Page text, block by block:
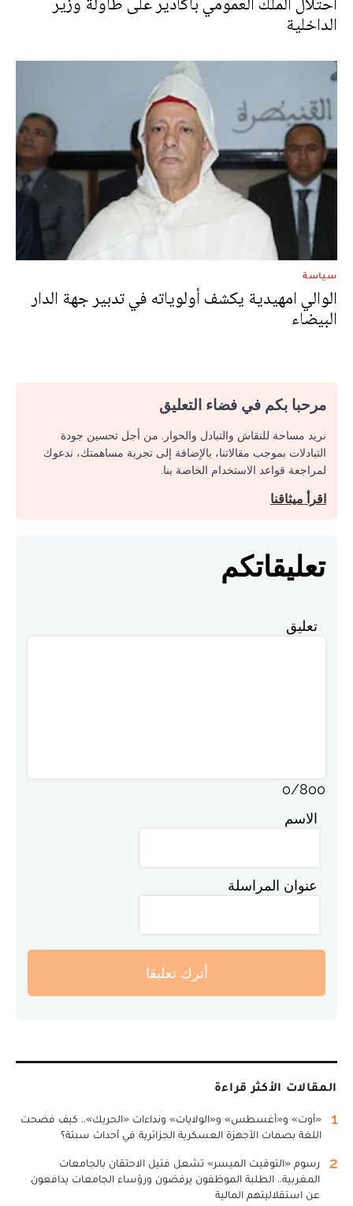
احتلال الملك العمومي بأكادير على طاولة وزير
الداخلية
سياسة
الوالي امهيدية يكشف أولوياته في تدبير جهة الدار
البيضاء
مرحبا بكم في فضاء التعليق
نريد مساحة للنقاش والتبادل والحوار. من أجل تحسين جودة
التبادلات بموجب مقالاتنا، بالإضافة إلى تجربة مساهمتك، ندعوك
لمراجعة قواعد الاستخدام الخاصة بنا.
اقرأ ميثاقنا
تعليقاتكم
تعليق
0/800
الاسم
عنوان المراسلة
أترك تعليقا
المقالات الأكثر قراءة
1
«أوت» و«أغسطس» و«الولايات» ونداءات «الحريك».. كيف فضحت
اللغة بصمات الأجهزة العسكرية الجزائرية في أحداث سبتة؟
2
رسوم «التوقيت الميسر» تشعل فتيل الاحتقان بالجامعات
المغربية.. الطلبة الموظفون يرفضون ورؤساء الجامعات يدافعون
عن استقلاليتهم المالية